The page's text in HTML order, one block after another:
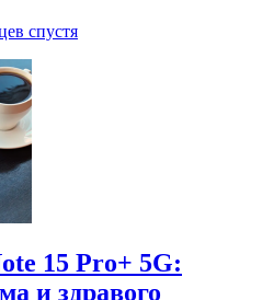
спустя
15 Pro+ 5G:
и здравого